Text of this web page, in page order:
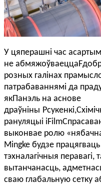
У цяперашні час
не абмяжоўваеццаF
розных галінах
патрабаваннямі да
якПанэль на аснове
драўніны Pсукенкі,C
рануляцыі іFilmC
выконвае ролю
Mingke будзе
тэхналагічныя перавагі,
вытанчанасць,
сваю глабальную сетку